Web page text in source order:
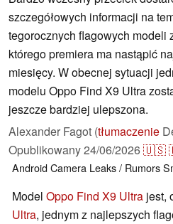
szczegółowych informacji na
tegorocznych flagowych modeli
którego premiera ma nastąpić
miesięcy. W obecnej sytuacji
modelu Oppo Find X9 Ultra
jeszcze bardziej ulepszona.
Alexander Fagot (tłumaczenie
Opublikowany24/06/2026🇺🇸
AndroidCamera Leaks / Rumors
Model Oppo Find X9 Ultra jest,
Ultra, jednym z najlepszych